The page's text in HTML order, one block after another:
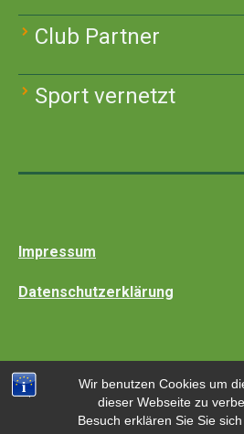
Wir benutzen Cookies um
dieser Webseite zu
Besuch erklären Sie Sie
Club Partner
Sport vernetzt
Impressum
Datenschutzerklärung
© 2018 Sportclub